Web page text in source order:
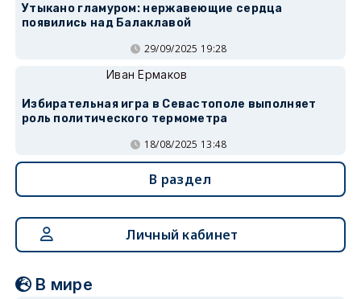
Утыкано гламуром: нержавеющие сердца
появились над Балаклавой
29/09/2025 19:28
Иван Ермаков
Избирательная игра в Севастополе выполняет
роль политического термометра
18/08/2025 13:48
В раздел
Личный кабинет
В мире